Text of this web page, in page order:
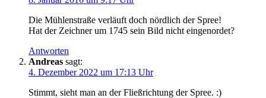
Die Mühlenstraße verläuft doch nördlich der Spree!
Hat der Zeichner um 1745 sein Bild nicht eingenordet?
Antworten
Andreas sagt:
4. Dezember 2022 um 17:13 Uhr
Stimmt, sieht man an der Fließrichtung der Spree. :)